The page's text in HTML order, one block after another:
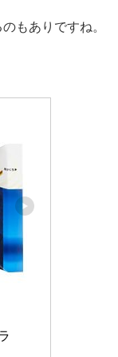
もありですね。
ラ